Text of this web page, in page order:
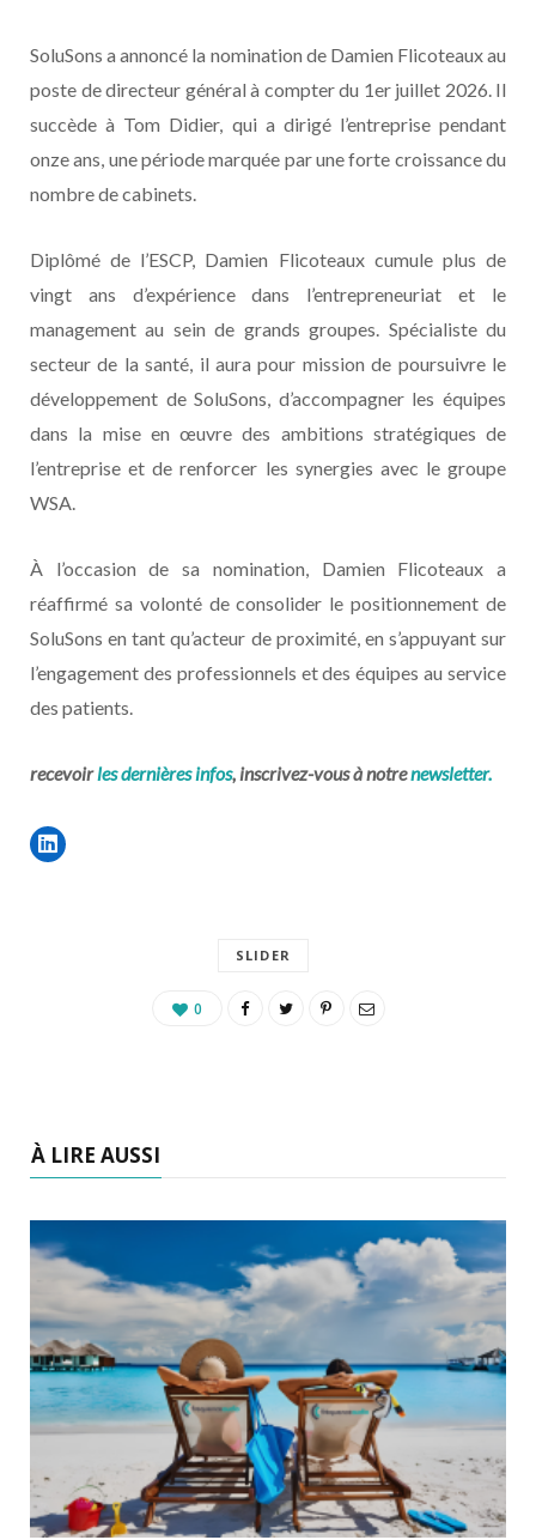
SoluSons a annoncé la nomination de Damien Flicoteaux au
poste de directeur général à compter du 1er juillet 2026. Il
succède à Tom Didier, qui a dirigé l’entreprise pendant
onze ans, une période marquée par une forte croissance du
nombre de cabinets.
Diplômé de l’ESCP, Damien Flicoteaux cumule plus de
vingt ans d’expérience dans l’entrepreneuriat et le
management au sein de grands groupes. Spécialiste du
secteur de la santé, il aura pour mission de poursuivre le
développement de SoluSons, d’accompagner les équipes
dans la mise en œuvre des ambitions stratégiques de
l’entreprise et de renforcer les synergies avec le groupe
WSA.
À l’occasion de sa nomination, Damien Flicoteaux a
réaffirmé sa volonté de consolider le positionnement de
SoluSons en tant qu’acteur de proximité, en s’appuyant sur
l’engagement des professionnels et des équipes au service
des patients.
recevoirles dernières infos, inscrivez-vous à notrenewsletter.
SLIDER
0
À LIRE AUSSI